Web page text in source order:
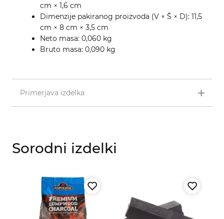
cm × 1,6 cm
Dimenzije pakiranog proizvoda (V × Š × D): 11,5
cm × 8 cm × 3,5 cm
Neto masa: 0,060 kg
Bruto masa: 0,090 kg
Primerjava izdelka
Sorodni izdelki